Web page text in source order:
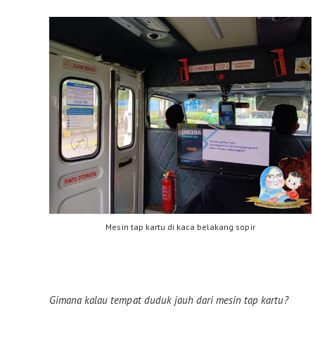
Mesin tap kartu di kaca belakang sopir
Gimana kalau tempat duduk jauh dari mesin tap kartu?